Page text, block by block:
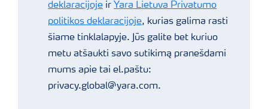
deklaracijoje ir Yara Lietuva Privatumo
politikos deklaracijoje, kurias galima rasti
šiame tinklalapyje. Jūs galite bet kuriuo
metu atšaukti savo sutikimą pranešdami
mums apie tai el.paštu:
privacy.global@yara.com.